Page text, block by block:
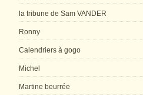
la tribune de Sam VANDER
Ronny
Calendriers à gogo
Michel
Martine beurrée